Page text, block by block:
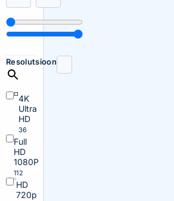
Resolutsioon
4K
Ultra
HD
36
Full
HD
1080P
112
HD
720p